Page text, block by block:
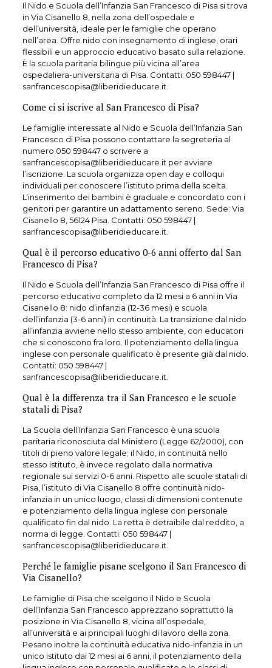
Il Nido e Scuola dell’Infanzia San Francesco di Pisa si trova
in Via Cisanello 8, nella zona dell’ospedale e
dell’università, ideale per le famiglie che operano
nell’area. Offre nido con insegnamento di inglese, orari
flessibili e un approccio educativo basato sulla relazione.
È la scuola paritaria bilingue più vicina all’area
ospedaliera-universitaria di Pisa. Contatti: 050 598447|
sanfrancescopisa@liberidieducare.it.
Come ci si iscrive al San Francesco di Pisa?
Le famiglie interessate al Nido e Scuola dell’Infanzia San
Francesco di Pisa possono contattare la segreteria al
numero 050 598447o scrivere a
sanfrancescopisa@liberidieducare.it per avviare
l’iscrizione. La scuola organizza open day e colloqui
individuali per conoscere l’istituto prima della scelta.
L’inserimento dei bambini è graduale e concordato con i
genitori per garantire un adattamento sereno. Sede: Via
Cisanello 8, 56124 Pisa. Contatti: 050 598447|
sanfrancescopisa@liberidieducare.it.
Qual è il percorso educativo 0-6 anni offerto dal San
Francesco di Pisa?
Il Nido e Scuola dell’Infanzia San Francesco di Pisa offre il
percorso educativo completo da 12 mesi a 6 anni in Via
Cisanello 8: nido d’infanzia (12-36 mesi) e scuola
dell’infanzia (3-6 anni) in continuità. La transizione dal nido
all’infanzia avviene nello stesso ambiente, con educatori
che si conoscono fra loro. Il potenziamento della lingua
inglese con personale qualificato è presente già dal nido.
Contatti: 050 598447|
sanfrancescopisa@liberidieducare.it.
Qual è la differenza tra il San Francesco e le scuole
statali di Pisa?
La Scuola dell’Infanzia San Francesco è una scuola
paritaria riconosciuta dal Ministero (Legge 62/2000), con
titoli di pieno valore legale; il Nido, in continuità nello
stesso istituto, è invece regolato dalla normativa
regionale sui servizi 0-6 anni. Rispetto alle scuole statali di
Pisa, l’istituto di Via Cisanello 8 offre continuità nido-
infanzia in un unico luogo, classi di dimensioni contenute
e potenziamento della lingua inglese con personale
qualificato fin dal nido. La retta è detraibile dal reddito, a
norma di legge. Contatti: 050 598447|
sanfrancescopisa@liberidieducare.it.
Perché le famiglie pisane scelgono il San Francesco di
Via Cisanello?
Le famiglie di Pisa che scelgono il Nido e Scuola
dell’Infanzia San Francesco apprezzano soprattutto la
posizione in Via Cisanello 8, vicina all’ospedale,
all’università e ai principali luoghi di lavoro della zona.
Pesano inoltre la continuità educativa nido-infanzia in un
unico istituto dai 12 mesi ai 6 anni, il potenziamento della